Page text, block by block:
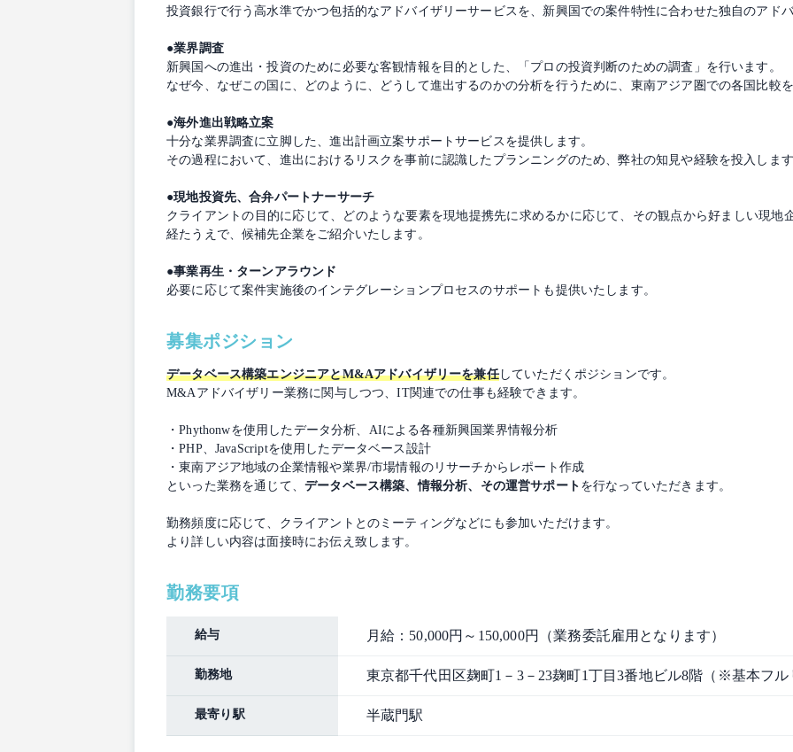
投資銀行で行う高水準でかつ包括的なアドバイザリーサービスを、新興国での案件特性に合わせた独自のアド
●業界調査
新興国への進出・投資のために必要な客観情報を目的とした、「プロの投資判断のための調査」を行います。
なぜ今、なぜこの国に、どのように、どうして進出するのかの分析を行うために、東南アジア圏での各国比較
●海外進出戦略立案
十分な業界調査に立脚した、進出計画立案サポートサービスを提供します。
その過程において、進出におけるリスクを事前に認識したプランニングのため、弊社の知見や経験を投入します
●現地投資先、合弁パートナーサーチ
クライアントの目的に応じて、どのような要素を現地提携先に求めるかに応じて、その観点から好ましい現地
経たうえで、候補先企業をご紹介いたします。
●事業再生・ターンアラウンド
必要に応じて案件実施後のインテグレーションプロセスのサポートも提供いたします。
募集ポジション
データベース構築エンジニアとM&Aアドバイザリーを兼任していただくポジションです。
M&Aアドバイザリー業務に関与しつつ、IT関連での仕事も経験できます。
・Phythonwを使用したデータ分析、AIによる各種新興国業界情報分析
・PHP、JavaScriptを使用したデータベース設計
・東南アジア地域の企業情報や業界/市場情報のリサーチからレポート作成
といった業務を通じて、 データベース構築、情報分析、その運営サポート を行なっていただきます。
勤務頻度に応じて、クライアントとのミーティングなどにも参加いただけます。
より詳しい内容は面接時にお伝え致します。
勤務要項
給与 月給：50,000円～150,000円（業務委託雇用となります）
勤務地 東京都千代田区麹町1－3－23麹町1丁目3番地ビル8階（※基本フル
最寄り駅 半蔵門駅